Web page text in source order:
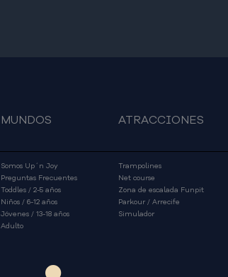
MUNDOS
Somos Up´n Joy
Preguntas Frecuentes
Toddles / 2-5 años
Niños / 6-12 años
Jóvenes / 13-18 años
Adulto
ATRACCIONES
Trampolines
Net course
Zona de escalada Funpit
Parkour / Arrecife
Simulador